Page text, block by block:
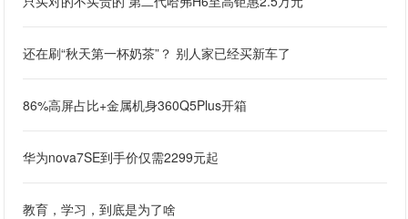
还在刷“秋天第一杯奶茶”？ 别人家已经买新车了
86%高屏占比+金属机身360Q5Plus开箱
华为nova7SE到手价仅需2299元起
教育，学习，到底是为了啥